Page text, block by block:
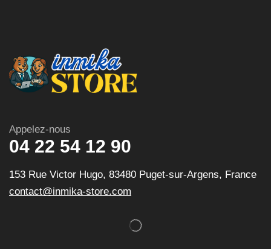
Appelez-nous
04 22 54 12 90
153 Rue Victor Hugo, 83480 Puget-sur-Argens, France
contact@inmika-store.com